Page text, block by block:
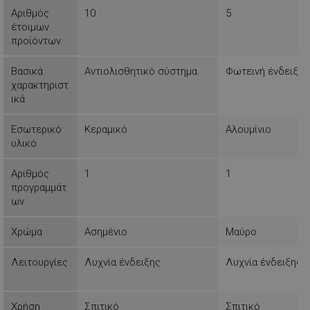
Αριθμός
έτοιμων
προϊόντων
10 5
Βασικά
χαρακτηριστ
ικά
Αντιολισθητικό σύστημα Φωτεινή ένδειξη
Εσωτερικό
υλικό
Κεραμικό Αλουμίνιο
Αριθμός
προγραμμάτ
ων
1 1
Χρώμα Ασημένιο Μαύρο
Λειτουργίες Λυχνία ένδειξης Λυχνία ένδειξης
Χρήση Σπιτικό Σπιτικό
Λειτουργικότητας
σύνδεση χρήστη και τη διαχείριση λογαριασμού.
χωρίς τα απολύτως απαραίτητα cookies.
.alleop.gr